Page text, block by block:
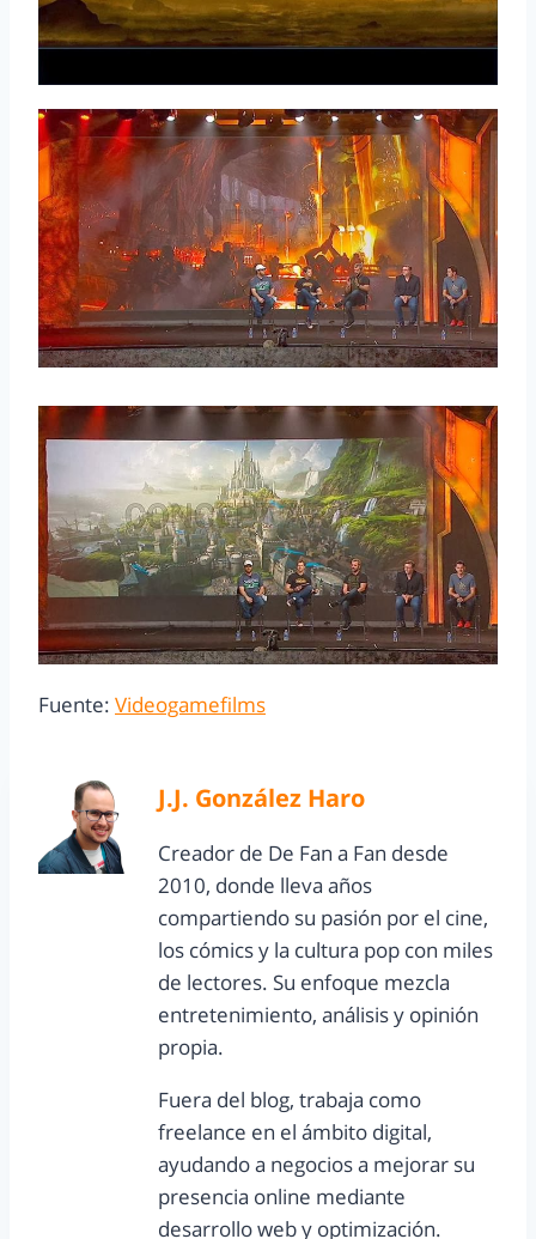
Fuente: Videogamefilms
J.J. González Haro
Creador de De Fan a Fan desde
2010, donde lleva años
compartiendo su pasión por el cine,
los cómics y la cultura pop con miles
de lectores. Su enfoque mezcla
entretenimiento, análisis y opinión
propia.
Fuera del blog, trabaja como
freelance en el ámbito digital,
ayudando a negocios a mejorar su
presencia online mediante
desarrollo web y optimización.